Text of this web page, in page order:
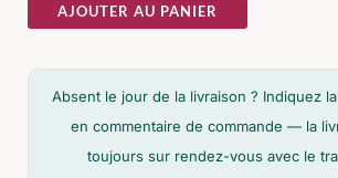
AJOUTER AU PANIER
Absent le jour de la livraison ? Indiquez
en commentaire de commande — la
toujours sur rendez-vous avec le